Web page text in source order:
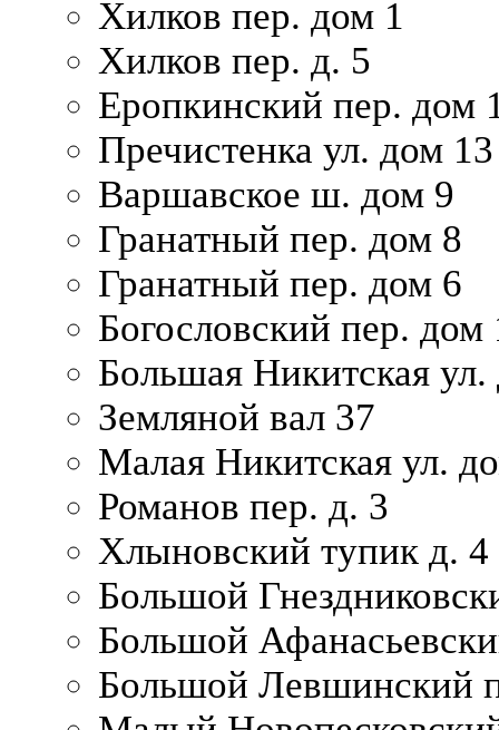
Хилков пер. дом 1
Хилков пер. д. 5
Еропкинский пер. дом
Пречистенка ул. дом 13
Варшавское ш. дом 9
Гранатный пер. дом 8
Гранатный пер. дом 6
Богословский пер.
Большая Никитская
Земляной вал 37
Малая Никитская ул.
Романов пер. д. 3
Хлыновский тупик д. 4
Большой
Большой
Большой Левшинский